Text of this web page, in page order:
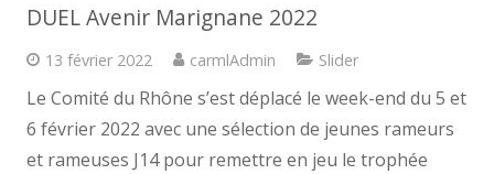
DUEL Avenir Marignane 2022
13 février 2022 carmlAdmin Slider
Le Comité du Rhône s’est déplacé le week-end du 5 et
6 février 2022 avec une sélection de jeunes rameurs
et rameuses J14 pour remettre en jeu le trophée